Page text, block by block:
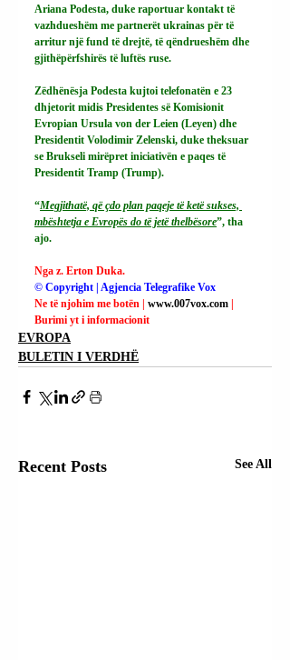
Ariana Podesta, duke raportuar kontakt të
vazhdueshëm me partnerët ukrainas për të
arritur një fund të drejtë, të qëndrueshëm dhe
gjithëpërfshirës të luftës ruse.
Zëdhënësja Podesta kujtoi telefonatën e 23
dhjetorit midis Presidentes së Komisionit
Evropian Ursula von der Leien (Leyen) dhe
Presidentit Volodimir Zelenski, duke theksuar
se Brukseli mirëpret iniciativën e paqes të
Presidentit Tramp (Trump).
“Megjithatë, që çdo plan paqeje të ketë sukses,
mbështetja e Evropës do të jetë thelbësore”, tha
ajo.
Nga z. Erton Duka.
© Copyright | Agjencia Telegrafike Vox
Ne të njohim me botën | www.007vox.com |
Burimi yt i informacionit
EVROPA
BULETIN I VERDHË
Recent Posts See All